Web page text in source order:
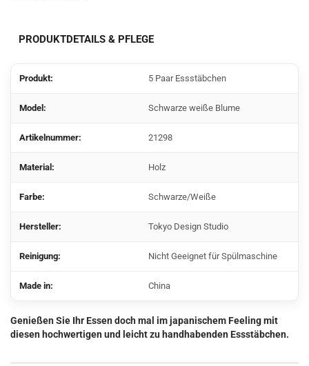
PRODUKTDETAILS & PFLEGE
Produkt: 5 Paar Essstäbchen
Model: Schwarze weiße Blume
Artikelnummer: 21298
Material: Holz
Farbe: Schwarze/Weiße
Hersteller: Tokyo Design Studio
Reinigung: Nicht Geeignet für Spülmaschine
Made in: China
Genießen Sie Ihr Essen doch mal im japanischem Feeling mit
diesen hochwertigen und leicht zu handhabenden Essstäbchen.